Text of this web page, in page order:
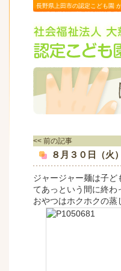
長野県上田市の認定こども園
<< 前の記事
８月３０日（火
ジャージャー麺は子
てあっという間に終わ
おやつはホクホクの蒸